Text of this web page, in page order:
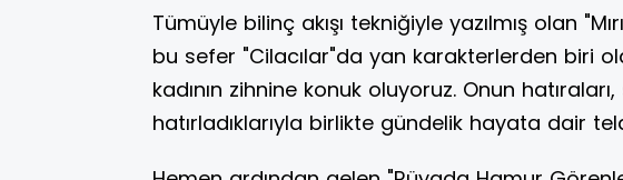
Tümüyle bilinç akışı tekniğiyle yazılmış olan
bu sefer "Cilacılar"da yan karakterlerden biri
kadının zihnine konuk oluyoruz. Onun
hatırladıklarıyla birlikte gündelik hayata dair